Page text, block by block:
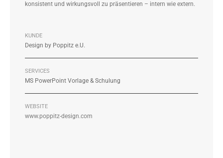
konsistent und wirkungsvoll zu präsentieren – intern wie extern.
KUNDE
Design by Poppitz e.U.
SERVICES
MS PowerPoint Vorlage & Schulung
WEBSITE
www.poppitz-design.com